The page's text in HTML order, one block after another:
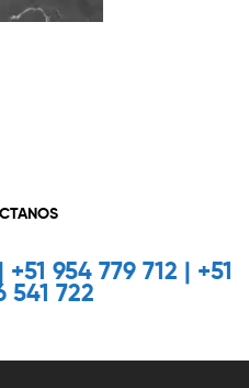
+51 954 779 712 | +51
541 722